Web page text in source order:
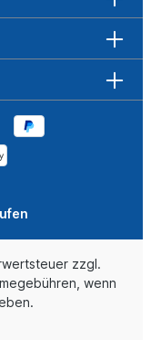
zzgl.
wenn